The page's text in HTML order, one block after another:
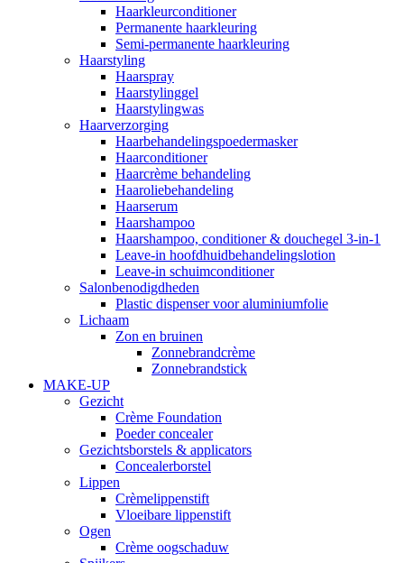
Haarkleurconditioner
Permanente haarkleuring
Semi-permanente haarkleuring
Haarstyling
Haarspray
Haarstylinggel
Haarstylingwas
Haarverzorging
Haarbehandelingspoedermasker
Haarconditioner
Haarcrème behandeling
Haaroliebehandeling
Haarserum
Haarshampoo
Haarshampoo, conditioner & douchegel 3-in-1
Leave-in hoofdhuidbehandelingslotion
Leave-in schuimconditioner
Salonbenodigdheden
Plastic dispenser voor aluminiumfolie
Lichaam
Zon en bruinen
Zonnebrandcrème
Zonnebrandstick
MAKE-UP
Gezicht
Crème Foundation
Poeder concealer
Gezichtsborstels & applicators
Concealerborstel
Lippen
Crèmelippenstift
Vloeibare lippenstift
Ogen
Crème oogschaduw